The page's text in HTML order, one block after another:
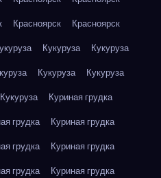
Красноярск
Красноярск
Кукуруза
Кукуруза
Кукуруза
Кукуруза
Кукуруза
Куриная грудка
грудка
Куриная грудка
грудка
Куриная грудка
грудка
Куриная грудка